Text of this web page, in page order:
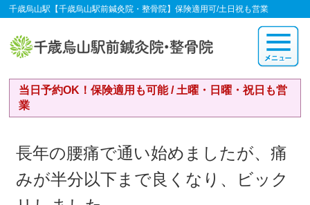
千歳烏山駅【千歳烏山駅前鍼灸院・整骨院】保険適用可/土日祝も営業
当日予約OK！保険適用も可能 / 土曜・日曜・祝日も営
業
長年の腰痛で通い始めましたが、痛
みが半分以下まで良くなり、ビック